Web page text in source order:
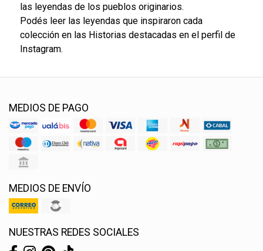
las leyendas de los pueblos originarios.
Podés leer las leyendas que inspiraron cada
colección en las Historias destacadas en el perfil de
Instagram.
MEDIOS DE PAGO
MEDIOS DE ENVÍO
NUESTRAS REDES SOCIALES